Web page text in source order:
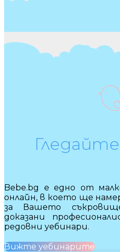
Bebe.bg е едно от
онлайн, в което ще
за Вашето
доказани
редовни уебинари.
Вижте уебинарите